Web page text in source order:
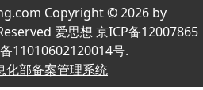
Copyright © 2026 by
爱思想 京ICP备12007865
11010602120014号.
化部备案管理系统